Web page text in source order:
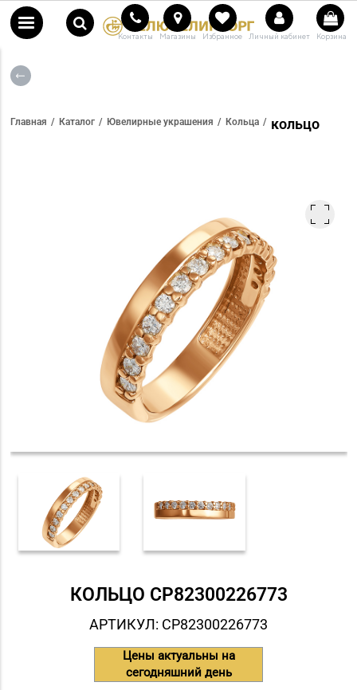
Контакты Магазины Избранное Личный кабинет Корзина
Главная Каталог Ювелирные украшения Кольца кольцо
КОЛЬЦО СP82300226773
АРТИКУЛ: СP82300226773
Цены актуальны на
сегодняшний день